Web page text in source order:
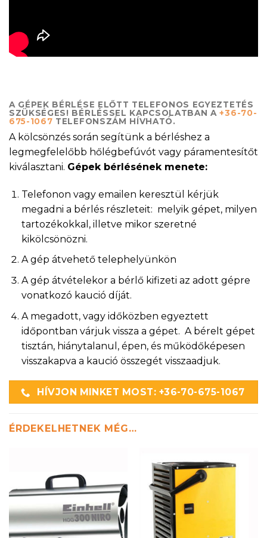
A GÉPEK BÉRLÉSE ELŐTT TELEFONOS EGYEZTETÉS
SZÜKSÉGES! BÉRLÉSSEL KAPCSOLATBAN A+36-70-
675-1067 TELEFONSZÁM HÍVHATÓ.
A kölcsönzés során segítünk a bérléshez a
legmegfelelőbb hőlégbefúvót vagy páramentesítőt
kiválasztani. Gépek bérlésének menete:
Telefonon vagy emailen keresztül kérjük
megadni a bérlés részleteit: melyik gépet, milyen
tartozékokkal, illetve mikor szeretné
kikölcsönözni.
A gép átvehető telephelyünkön
A gép átvételekor a bérlő kifizeti az adott gépre
vonatkozó kaució díját.
A megadott, vagy időközben egyeztett
időpontban várjuk vissza a gépet. A bérelt gépet
tisztán, hiánytalanul, épen, és működőképesen
visszakapva a kaució összegét visszaadjuk.
HÍVJON MINKET MOST: +36-70-675-1067
ÉRDEKELHETNEK MÉG…